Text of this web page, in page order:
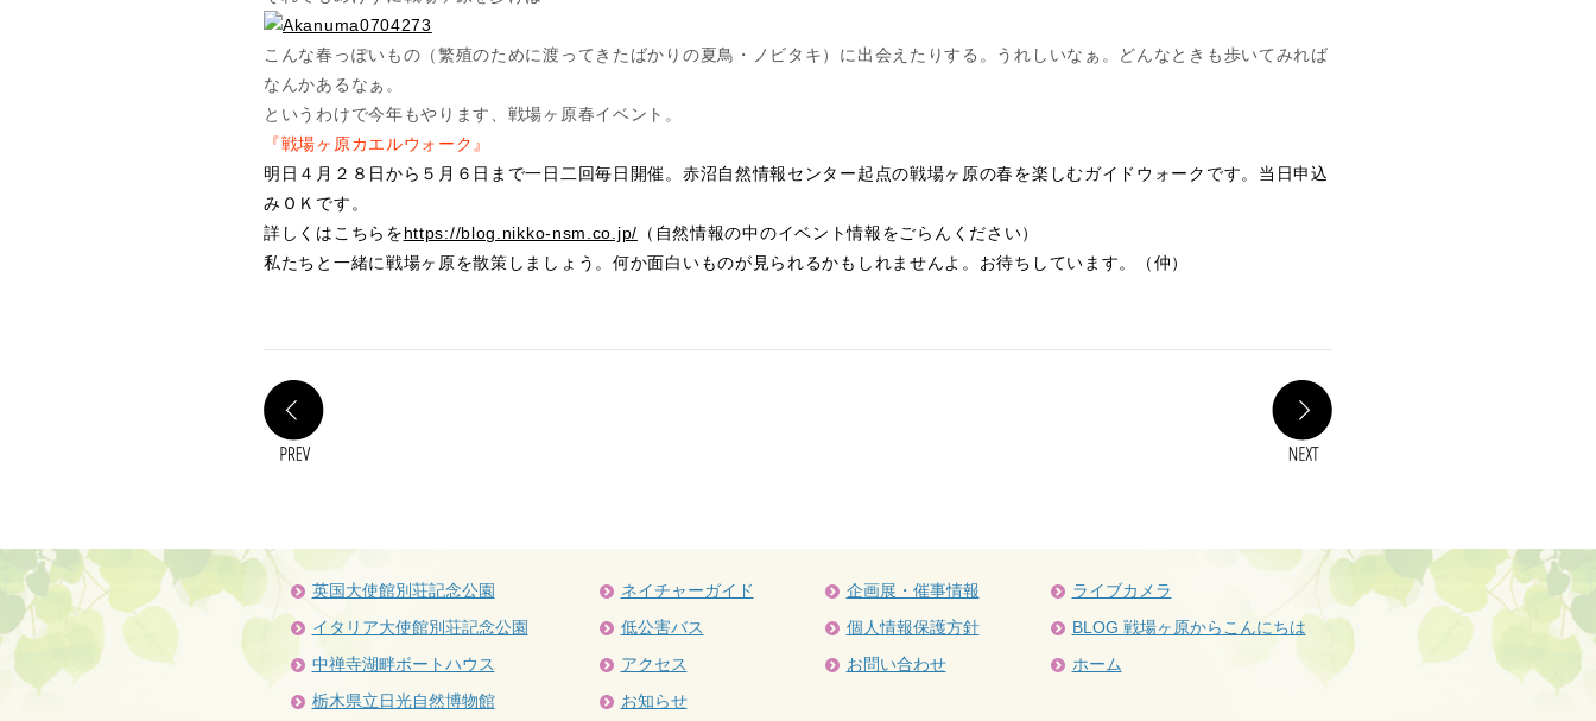
こんな春っぽいもの（繁殖のために渡ってきたばかりの夏鳥・ノビタキ）に出会えたりする。うれしいなぁ。どんなときも歩いてみれば
なんかあるなぁ。
というわけで今年もやります、戦場ヶ原春イベント。
『戦場ヶ原カエルウォーク』
明日４月２８日から５月６日まで一日二回毎日開催。赤沼自然情報センター起点の戦場ヶ原の春を楽しむガイドウォークです。当日申込
みＯＫです。
詳しくはこちらをhttps://blog.nikko-nsm.co.jp/ （自然情報の中のイベント情報をごらんください）
私たちと一緒に戦場ヶ原を散策しましょう。何か面白いものが見られるかもしれませんよ。 お待ちしています。（仲）
英国大使館別荘記念公園
イタリア大使館別荘記念公園
中禅寺湖畔ボートハウス
栃木県立日光自然博物館
ネイチャーガイド
低公害バス
アクセス
お知らせ
企画展・催事情報
個人情報保護方針
お問い合わせ
ライブカメラ
BLOG 戦場ヶ原からこんにちは
ホーム